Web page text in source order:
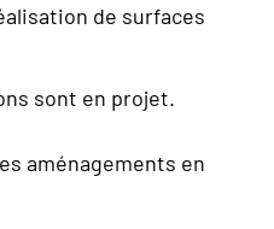
de surfaces
sont en projet.
aménagements en